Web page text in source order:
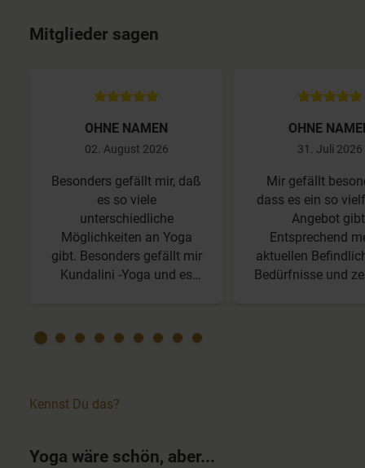
Mitglieder sagen
OHNE NAMEN
02. August 2026
Besonders gefällt mir, daß
es so viele
unterschiedliche
Möglichkeiten an Yoga
gibt. Besonders gefällt mir
Kundalini -Yoga und es
würde. Ich mache
OHNE
31. Juli 2026
Mir gefällt
dass es ein so
Angebot
Entsprechend
aktuellen
Bedürfnisse und
Kennst Du das?
Yoga wäre schön, aber...